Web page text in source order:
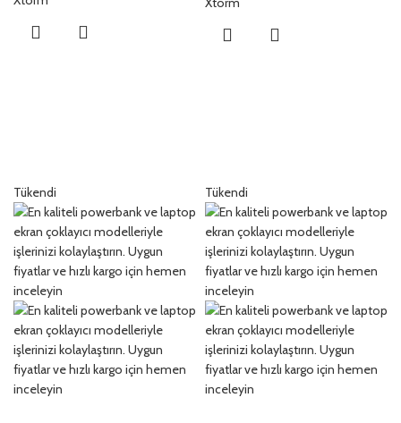
Tükendi Tükendi